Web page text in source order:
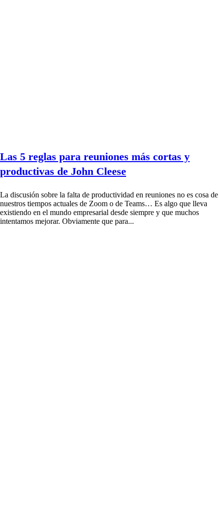
Las 5 reglas para reuniones más cortas y
productivas de John Cleese
La discusión sobre la falta de productividad en reuniones no es cosa de
nuestros tiempos actuales de Zoom o de Teams… Es algo que lleva
existiendo en el mundo empresarial desde siempre y que muchos
intentamos mejorar. Obviamente que para...